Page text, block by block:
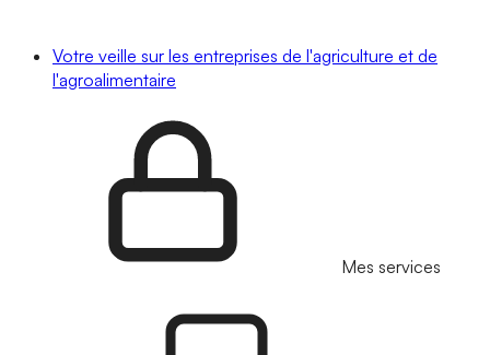
Votre veille sur les entreprises de l'agriculture et de
l'agroalimentaire
Mes services